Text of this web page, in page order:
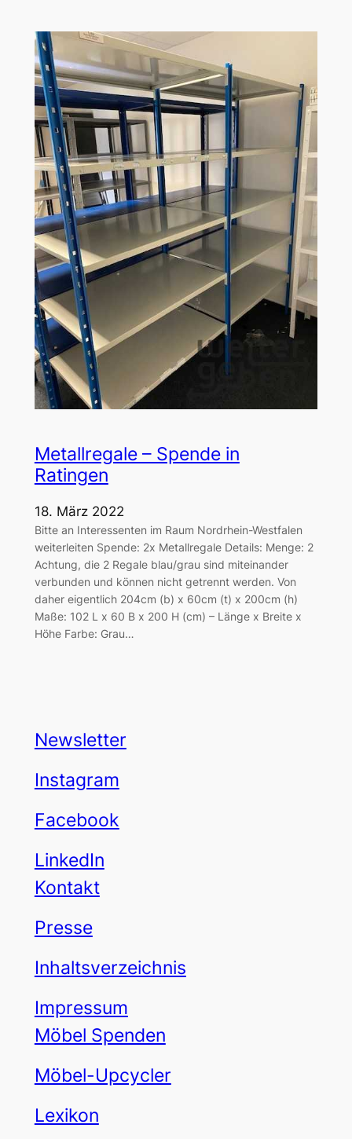
Metallregale – Spende in
Ratingen
18. März 2022
Bitte an Interessenten im Raum Nordrhein-Westfalen
weiterleiten Spende: 2x Metallregale Details: Menge: 2
Achtung, die 2 Regale blau/grau sind miteinander
verbunden und können nicht getrennt werden. Von
daher eigentlich 204cm (b) x 60cm (t) x 200cm (h)
Maße: 102 L x 60 B x 200 H (cm) – Länge x Breite x
Höhe Farbe: Grau…
Newsletter
Instagram
Facebook
LinkedIn
Kontakt
Presse
Inhaltsverzeichnis
Impressum
Möbel Spenden
Möbel-Upcycler
Lexikon